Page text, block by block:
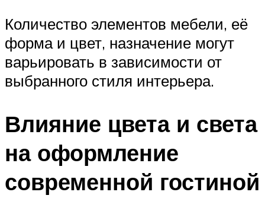
Количество элементов мебели, её
форма и цвет, назначение могут
варьировать в зависимости от
выбранного стиля интерьера.
Влияние цвета и света
на оформление
современной гостиной